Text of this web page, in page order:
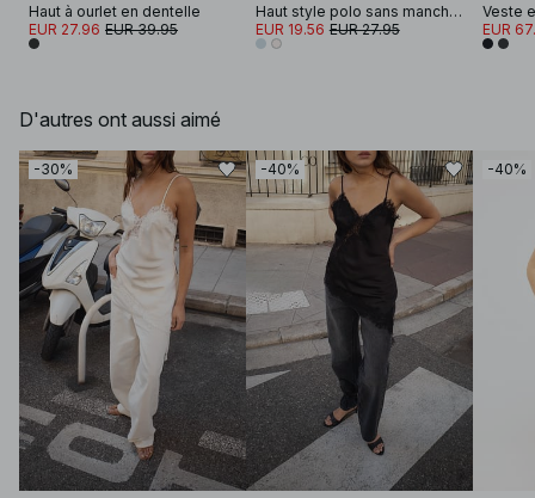
Haut à ourlet en dentelle
EUR 27.96 EUR 39.95
Haut style polo sans manches en jersey
EUR 19.56 EUR 27.95 EUR
D'autres ont aussi aimé
-30% -40% -40%